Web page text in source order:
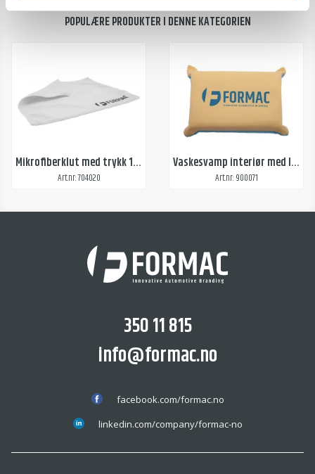
POPULÆRE PRODUKTER I DENNE KATEGORIEN
Mikrofiberklut med trykk 1 farge
Art.nr: 704020
Vaskesvamp interiør med logotrykk
Art.nr: 900071
350 11 815
info@formac.no
facebook.com/formac.no
linkedin.com/company/formac-no